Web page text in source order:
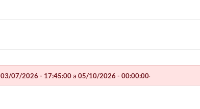
03/07/2026 - 17:45:00a 05/10/2026 - 00:00:00.